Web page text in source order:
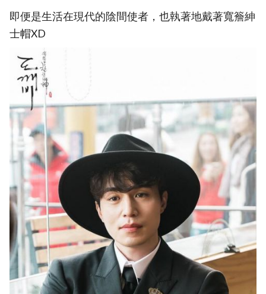
即便是生活在現代的陰間使者，也執著地戴著寬簷紳
士帽XD